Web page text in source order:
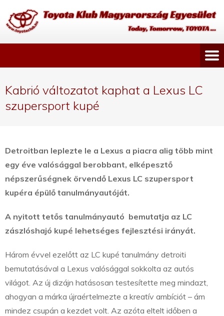
Kabrió változatot kaphat a Lexus LC
szupersport kupé
Detroitban leplezte le a Lexus a piacra alig több mint
egy éve valósággal berobbant, elképesztő
népszerűségnek örvendő Lexus LC szupersport
kupéra épülő tanulmányautóját.
A nyitott tetős tanulmányautó bemutatja az LC
zászlóshajó kupé lehetséges fejlesztési irányát.
Három évvel ezelőtt az LC kupé tanulmány detroiti
bemutatásával a Lexus valósággal sokkolta az autós
világot. Az új dizájn hatásosan testesítette meg mindazt,
ahogyan a márka újraértelmezte a kreatív ambíciót – ám
mindez csupán a kezdet volt. Az azóta eltelt időben a